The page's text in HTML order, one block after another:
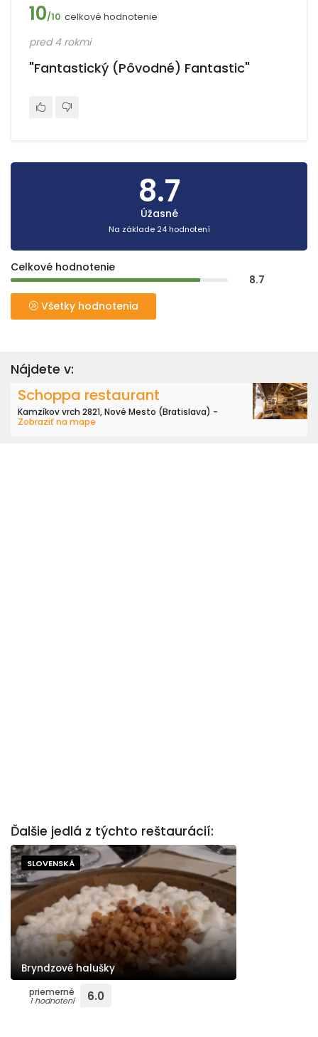
10/10 celkové hodnotenie
pred 4 rokmi
"Fantastický (Pôvodné) Fantastic"
8.7
Úžasné
Na základe 24 hodnotení
Celkové hodnotenie
8.7
Všetky hodnotenia
Nájdete v:
Schoppa restaurant
Kamzíkov vrch 2821, Nové Mesto (Bratislava) -
Zobraziť na mape
Ďalšie jedlá z týchto reštaurácií:
SLOVENSKÁ
Bryndzové halušky
priemerné
1 hodnotení 6.0